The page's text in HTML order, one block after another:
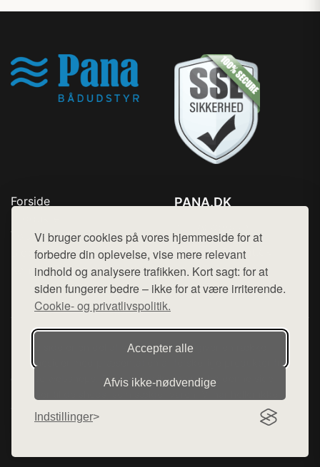
Vi bruger cookies på vores hjemmeside for at
forbedre din oplevelse, vise mere relevant
indhold og analysere trafikken. Kort sagt: for at
siden fungerer bedre – ikke for at være irriterende.
Cookie- og privatlivspolitik.
Accepter alle
Afvis ikke‑nødvendige
Indstillinger
Forside
Top Rabatter
Blog
Kontakt
PANA.DK
Mail: hej@want.dk
Cookie- og privatlivspolitik
Denne side er en del af want.dk, der udgiver en række
hjemmesider med præsentation af forskellige produkter fra
diverse webshops. Der sælges ikke varer fra denne side - vi
henviser til de shops, som sælger varen. Vi har heller ikke
varerne på lager.